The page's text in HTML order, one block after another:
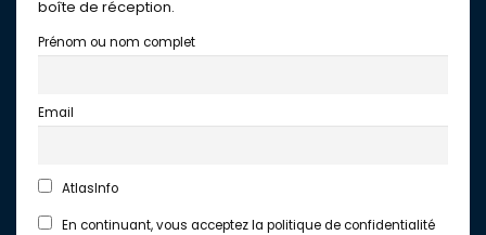
boîte de réception.
Prénom ou nom complet
Email
AtlasInfo
En continuant, vous acceptez la politique de confidentialité